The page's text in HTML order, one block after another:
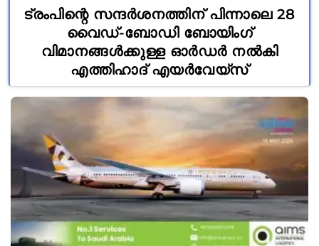
ട്രംപിന്റെ സന്ദർശനത്തിന് പിന്നാലെ 28
വൈഡ്-ബോഡി ബോയിംഗ്
വിമാനങ്ങൾക്കുള്ള ഓർഡർ നൽകി
എത്തിഹാദ് എയർവേയ്‌സ്